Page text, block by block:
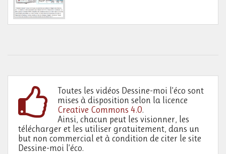
Toutes les vidéos Dessine-moi l’éco sont
mises à disposition selon la licence
Creative Commons 4.0.
Ainsi, chacun peut les visionner, les
télécharger et les utiliser gratuitement, dans un
but non commercial et à condition de citer le site
Dessine-moi l’éco.